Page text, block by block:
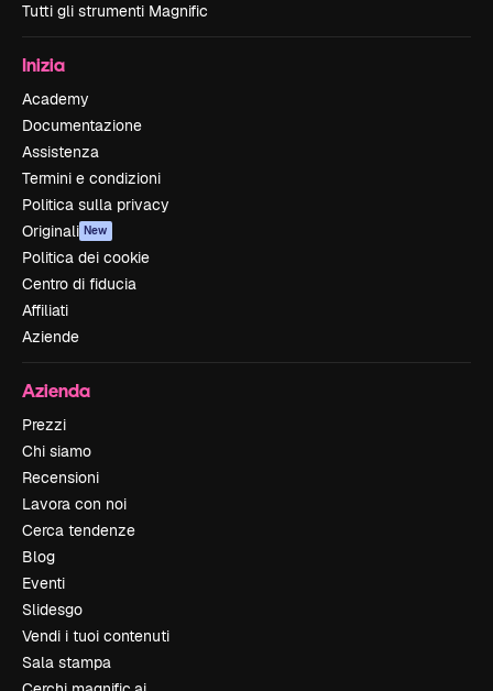
Tutti gli strumenti Magnific
Inizia
Academy
Documentazione
Assistenza
Termini e condizioni
Politica sulla privacy
Originali New
Politica dei cookie
Centro di fiducia
Affiliati
Aziende
Azienda
Prezzi
Chi siamo
Recensioni
Lavora con noi
Cerca tendenze
Blog
Eventi
Slidesgo
Vendi i tuoi contenuti
Sala stampa